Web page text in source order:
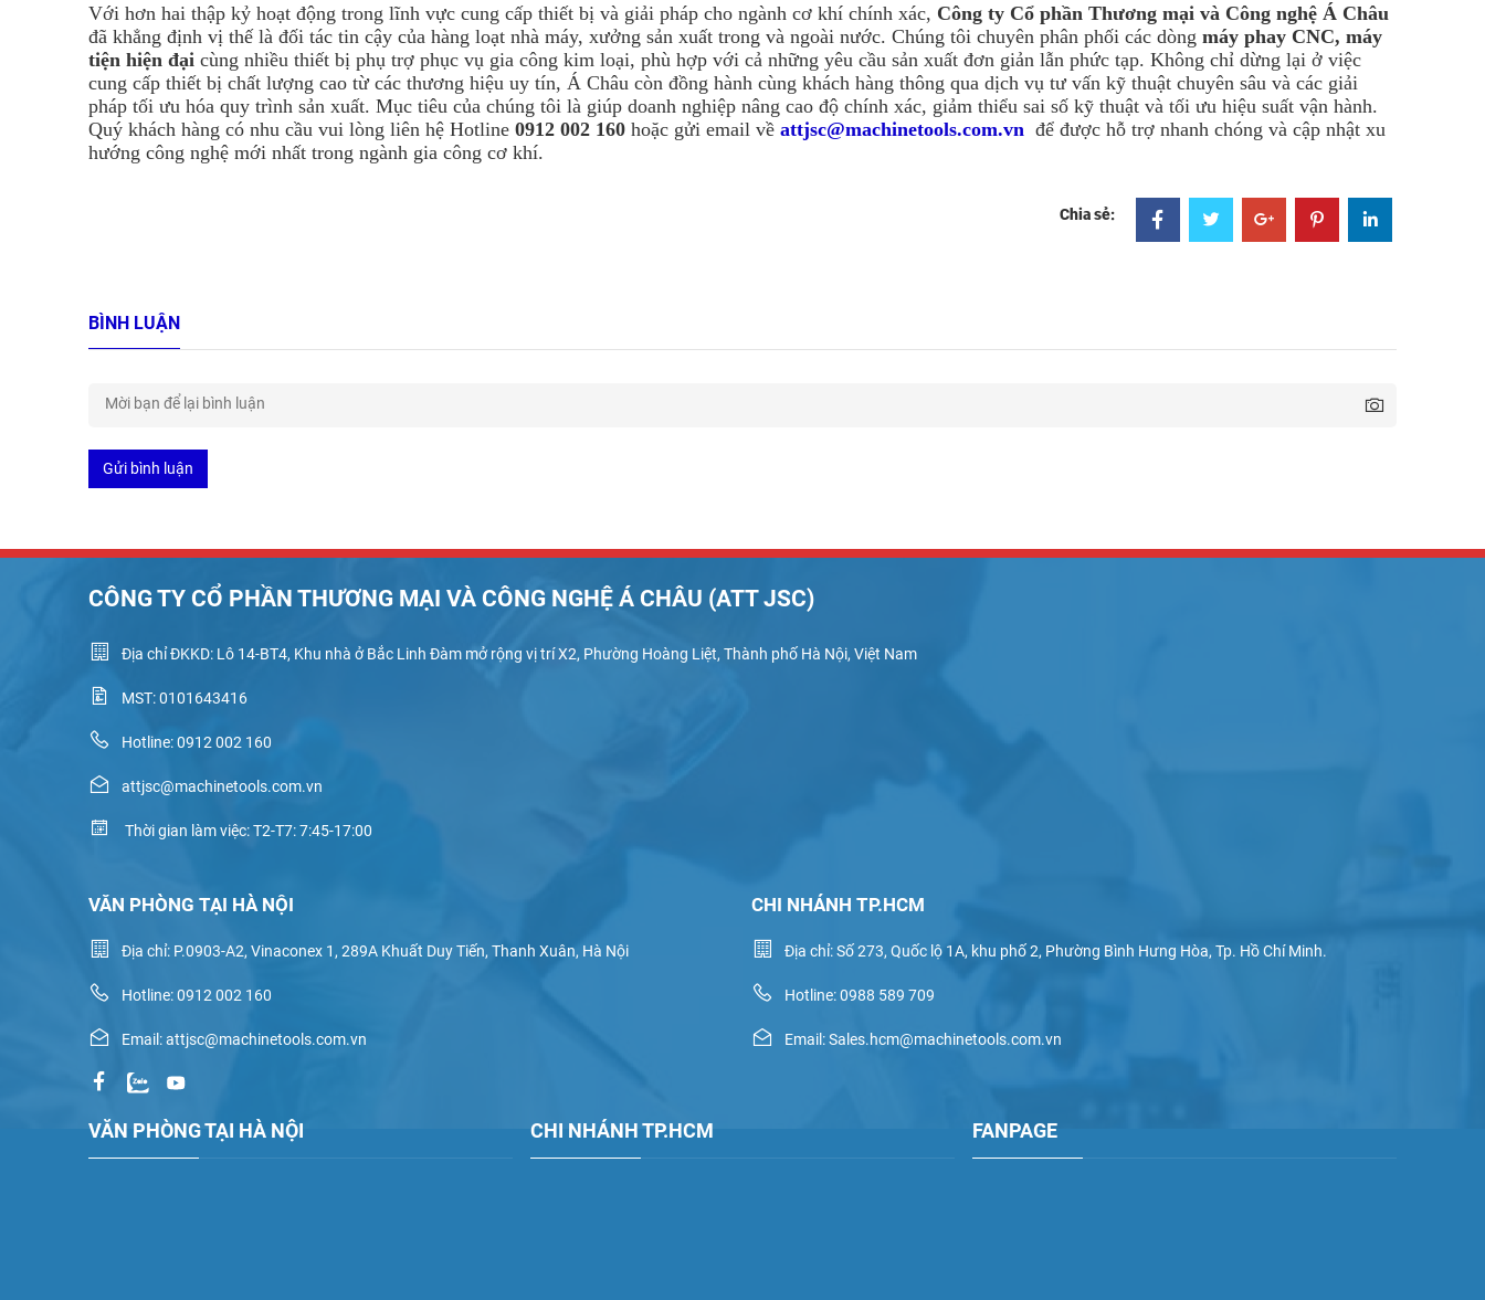
Với hơn hai thập kỷ hoạt động trong lĩnh vực cung cấp thiết bị và giải pháp cho ngành cơ khí chính xác, Công ty Cổ phần Thương mại và Công nghệ Á Châu
đã khẳng định vị thế là đối tác tin cậy của hàng loạt nhà máy, xưởng sản xuất trong và ngoài nước. Chúng tôi chuyên phân phối các dòng máy phay CNC, máy
tiện hiện đại cùng nhiều thiết bị phụ trợ phục vụ gia công kim loại, phù hợp với cả những yêu cầu sản xuất đơn giản lẫn phức tạp. Không chỉ dừng lại ở việc
cung cấp thiết bị chất lượng cao từ các thương hiệu uy tín, Á Châu còn đồng hành cùng khách hàng thông qua dịch vụ tư vấn kỹ thuật chuyên sâu và các giải
pháp tối ưu hóa quy trình sản xuất. Mục tiêu của chúng tôi là giúp doanh nghiệp nâng cao độ chính xác, giảm thiểu sai số kỹ thuật và tối ưu hiệu suất vận hành.
Quý khách hàng có nhu cầu vui lòng liên hệ Hotline 0912 002 160 hoặc gửi email về attjsc@machinetools.com.vn để được hỗ trợ nhanh chóng và cập nhật xu
hướng công nghệ mới nhất trong ngành gia công cơ khí.
Chia sẻ:
BÌNH LUẬN
Gửi bình luận
CÔNG TY CỔ PHẦN THƯƠNG MẠI VÀ CÔNG NGHỆ Á CHÂU (ATT JSC)
Địa chỉ ĐKKD: Lô 14-BT4, Khu nhà ở Bắc Linh Đàm mở rộng vị trí X2, Phường Hoàng Liệt, Thành phố Hà Nội, Việt Nam
MST: 0101643416
Hotline: 0912 002 160
attjsc@machinetools.com.vn
Thời gian làm việc: T2-T7: 7:45-17:00
VĂN PHÒNG TẠI HÀ NỘI
Địa chỉ: P.0903-A2, Vinaconex 1, 289A Khuất Duy Tiến, Thanh Xuân, Hà Nội
Hotline: 0912 002 160
Email: attjsc@machinetools.com.vn
CHI NHÁNH TP.HCM
Địa chỉ: Số 273, Quốc lộ 1A, khu phố 2, Phường Bình Hưng Hòa, Tp. Hồ Chí Minh.
Hotline: 0988 589 709
Email: Sales.hcm@machinetools.com.vn
VĂN PHÒNG TẠI HÀ NỘI CHI NHÁNH TP.HCM FANPAGE